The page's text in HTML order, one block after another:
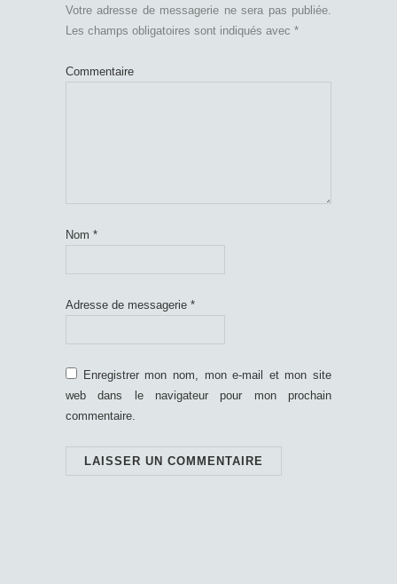
Votre adresse de messagerie ne sera pas publiée.
Les champs obligatoires sont indiqués avec *
Commentaire
Nom *
Adresse de messagerie *
Enregistrer mon nom, mon e-mail et mon site
web dans le navigateur pour mon prochain
commentaire.